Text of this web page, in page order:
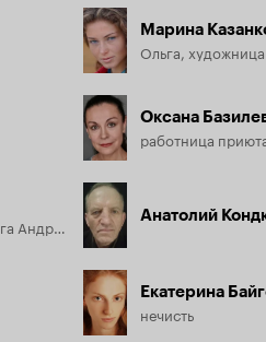
Марина
Ольга, художница
Оксана
работница
Анатолий
Екатерина
нечисть